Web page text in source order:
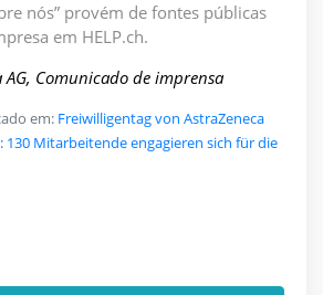
nós” provém de fontes públicas
em HELP.ch.
AG, Comunicado de imprensa
em: Freiwilligentag von AstraZeneca
130 Mitarbeitende engagieren sich für die